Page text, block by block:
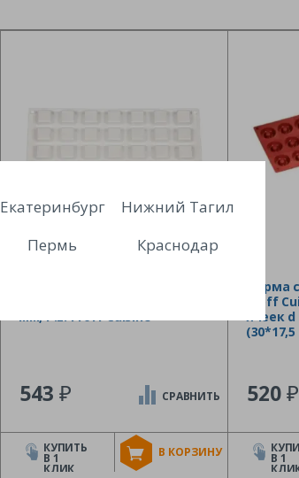
мм, P.L. Proff Cuisine
543 ₽
В КОРЗИНУ
СРАВНИТЬ
КУПИТЬ
В 1
КЛИК
Форма
Proff
ячеек
520₽
В 1
Екатеринбург
Нижний Тагил
Пермь
Краснодар